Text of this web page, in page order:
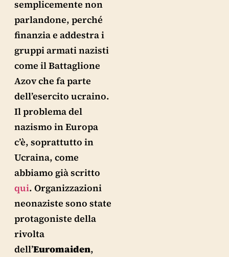
semplicemente non
parlandone, perché
finanzia e addestra i
gruppi armati nazisti
come il Battaglione
Azov che fa parte
dell’esercito ucraino.
Il problema del
nazismo in Europa
c’è, soprattutto in
Ucraina, come
abbiamo già scritto
qui. Organizzazioni
neonaziste sono state
protagoniste della
rivolta
dell’Euromaiden,